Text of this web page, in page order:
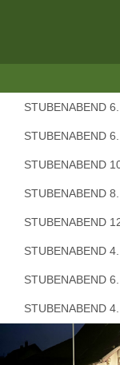
STUBENABEND
STUBENABEND
STUBENABEND
STUBENABEND
STUBENABEND
STUBENABEND
STUBENABEND
STUBENABEND